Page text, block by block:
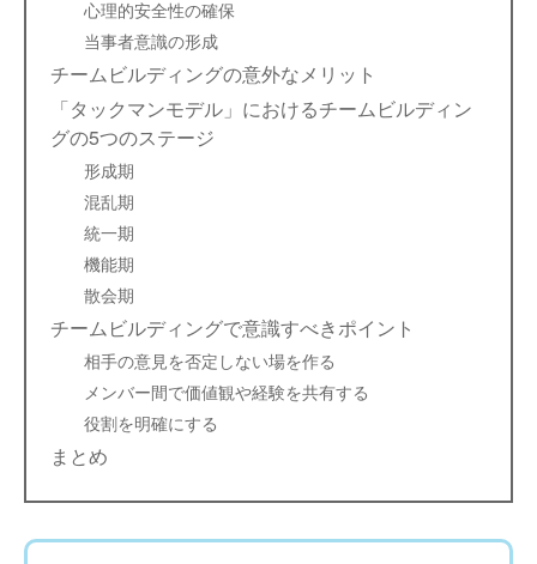
心理的安全性の確保
当事者意識の形成
チームビルディングの意外なメリット
「タックマンモデル」におけるチームビルディン
グの5つのステージ
形成期
混乱期
統一期
機能期
散会期
チームビルディングで意識すべきポイント
相手の意見を否定しない場を作る
メンバー間で価値観や経験を共有する
役割を明確にする
まとめ